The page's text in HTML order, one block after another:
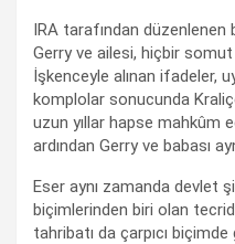
IRA tarafından düzenlenen
Gerry ve ailesi, hiçbir somut
İşkenceyle alınan ifadeler,
komplolar sonucunda
uzun yıllar hapse mahkûm
ardından Gerry ve babası
Eser aynı zamanda devlet
biçimlerinden biri olan
tahribatı da çarpıcı